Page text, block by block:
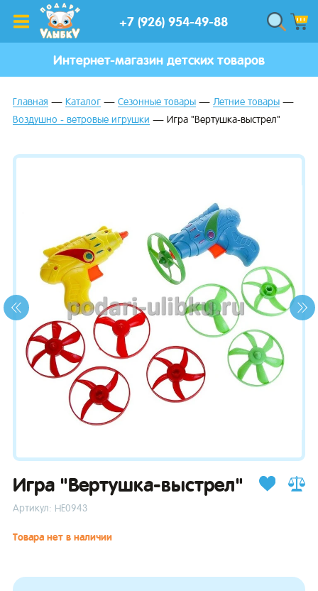
+7 (926) 954-49-88
Интернет-магазин детских товаров
Главная Каталог Сезонные товары
Летние товары
Воздушно - ветровые игрушки
Игра "Вертушка-выстрел"
Игра "Вертушка-выстрел"
Артикул: НЕ0943
Товара нет в наличии